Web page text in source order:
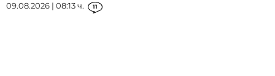
09.08.2026 | 08:13 ч. 11